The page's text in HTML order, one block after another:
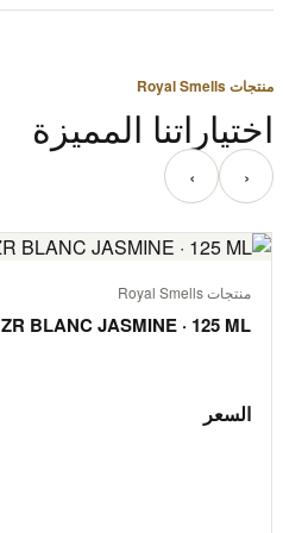
منتجات Royal Smells
اختياراتنا المميزة
‹ ›
منتجات Royal Smells
ZR BLANC JASMINE · 125 ML
السعر